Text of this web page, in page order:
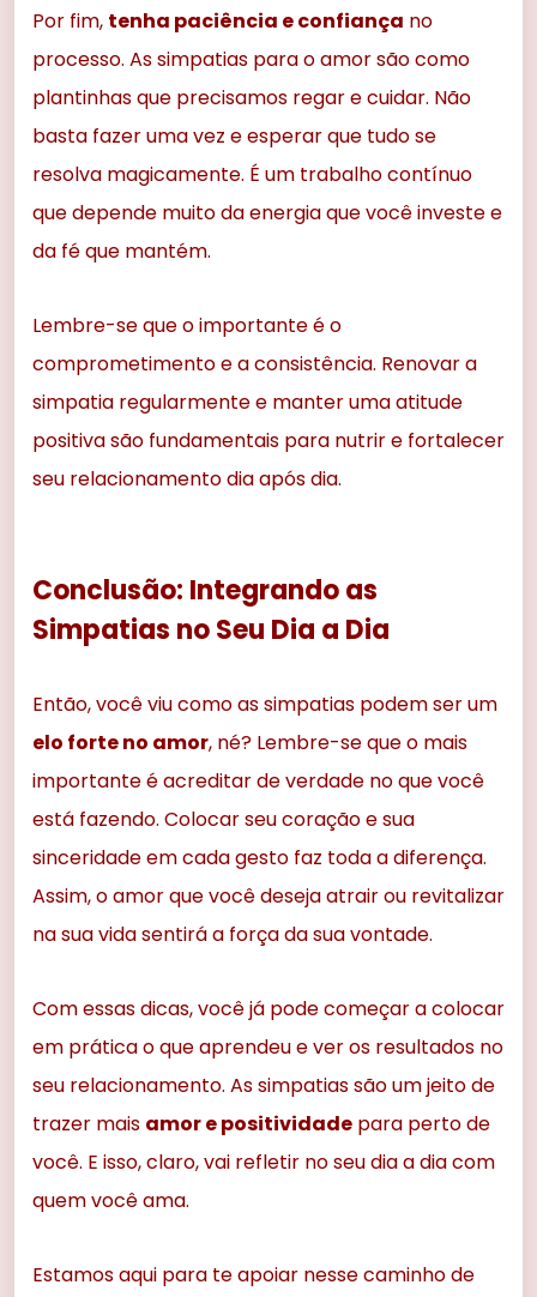
Por fim, tenha paciência e confiança no
processo. As simpatias para o amor são como
plantinhas que precisamos regar e cuidar. Não
basta fazer uma vez e esperar que tudo se
resolva magicamente. É um trabalho contínuo
que depende muito da energia que você investe e
da fé que mantém.
Lembre-se que o importante é o
comprometimento e a consistência. Renovar a
simpatia regularmente e manter uma atitude
positiva são fundamentais para nutrir e fortalecer
seu relacionamento dia após dia.
Conclusão: Integrando as
Simpatias no Seu Dia a Dia
Então, você viu como as simpatias podem ser um
elo forte no amor, né? Lembre-se que o mais
importante é acreditar de verdade no que você
está fazendo. Colocar seu coração e sua
sinceridade em cada gesto faz toda a diferença.
Assim, o amor que você deseja atrair ou revitalizar
na sua vida sentirá a força da sua vontade.
Com essas dicas, você já pode começar a colocar
em prática o que aprendeu e ver os resultados no
seu relacionamento. As simpatias são um jeito de
trazer mais amor e positividade para perto de
você. E isso, claro, vai refletir no seu dia a dia com
quem você ama.
Estamos aqui para te apoiar nesse caminho de